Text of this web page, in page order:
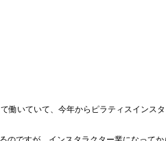
働いていて、今年からピラティスインス